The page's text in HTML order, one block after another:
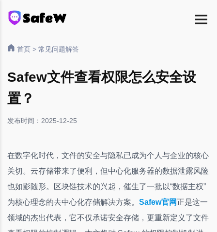
首页 > 常见问题解答
Safew文件查看权限怎么安全设
置？
发布时间：2025-12-25
在数字化时代，文件的安全与隐私已成为个人与企业的核心
关切。云存储带来了便利，但中心化服务器的数据泄露风险
也如影随形。区块链技术的兴起，催生了一批以“数据主权”
为核心理念的去中心化存储解决方案。 Safew官网正是这一
领域的杰出代表，它不仅承诺安全存储，更重新定义了文件